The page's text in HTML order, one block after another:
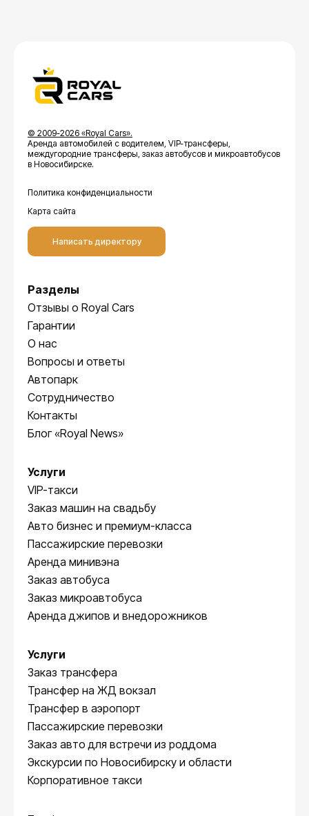
© 2009-2026 «Royal Cars».
Аренда автомобилей с водителем, VIP-трансферы,
междугородние трансферы, заказ автобусов и микроавтобусов
в Новосибирске.
Политика конфиденциальности
Карта сайта
Написать директору
Разделы
Отзывы о Royal Cars
Гарантии
О нас
Вопросы и ответы
Автопарк
Сотрудничество
Контакты
Блог «Royal News»
Услуги
VIP-такси
Заказ машин на свадьбу
Авто бизнес и премиум-класса
Пассажирские перевозки
Аренда минивэна
Заказ автобуса
Заказ микроавтобуса
Аренда джипов и внедорожников
Услуги
Заказ трансфера
Трансфер на ЖД вокзал
Трансфер в аэропорт
Пассажирские перевозки
Заказ авто для встречи из роддома
Экскурсии по Новосибирску и области
Корпоративное такси